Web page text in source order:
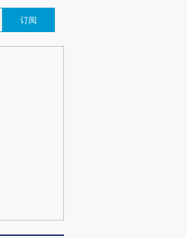
订阅